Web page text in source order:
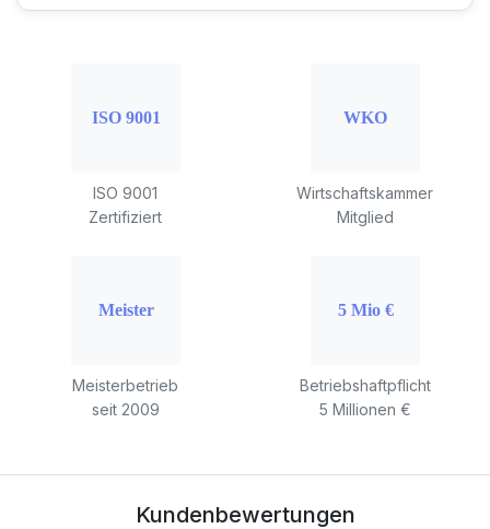
ISO 9001
Zertifiziert
Wirtschaftskammer
Mitglied
Meisterbetrieb
seit 2009
Betriebshaftpflicht
5 Millionen €
Kundenbewertungen